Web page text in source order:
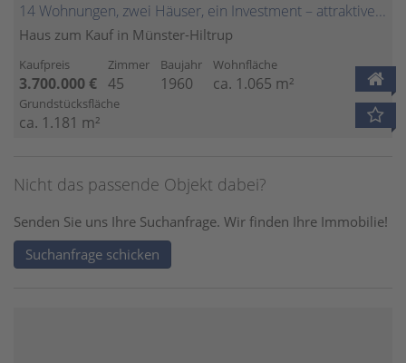
14 Wohnungen, zwei Häuser, ein Investment – attraktive Kapitalanlage in Münster-Hiltrup
Haus zum Kauf in Münster-Hiltrup
Kaufpreis
3.700.000 €
Zimmer
45
Baujahr
1960
Wohnfläche
ca. 1.065 m²
Grundstücksfläche
ca. 1.181 m²
Nicht das passende Objekt dabei?
Senden Sie uns Ihre Suchanfrage. Wir finden Ihre Immobilie!
Suchanfrage schicken